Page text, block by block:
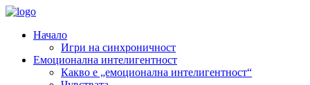
Начало
Игри на синхроничност
Емоционална интелигентност
Какво е „емоционална интелигентност“